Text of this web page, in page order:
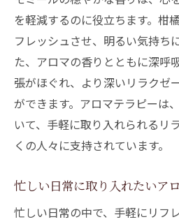
を軽減するのに役立ちます。柑
フレッシュさせ、明るい気持ち
た、アロマの香りとともに深呼
張がほぐれ、より深いリラクゼ
ができます。アロマテラピーは
いて、手軽に取り入れられるリ
くの人々に支持されています。
忙しい日常に取り入れたいア
忙しい日常の中で、手軽にリフ